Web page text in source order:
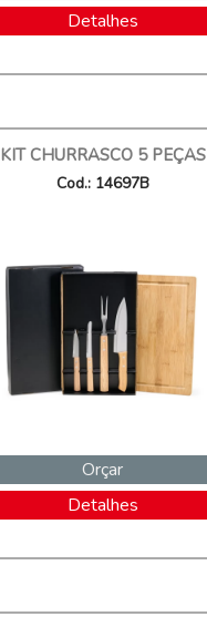
Detalhes
KIT CHURRASCO 5 PEÇAS
Cod.: 14697B
Orçar
Detalhes